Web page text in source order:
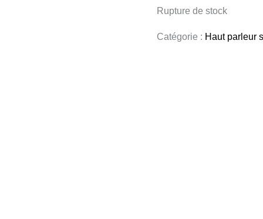
Rupture de stock
Catégorie : Haut parleur